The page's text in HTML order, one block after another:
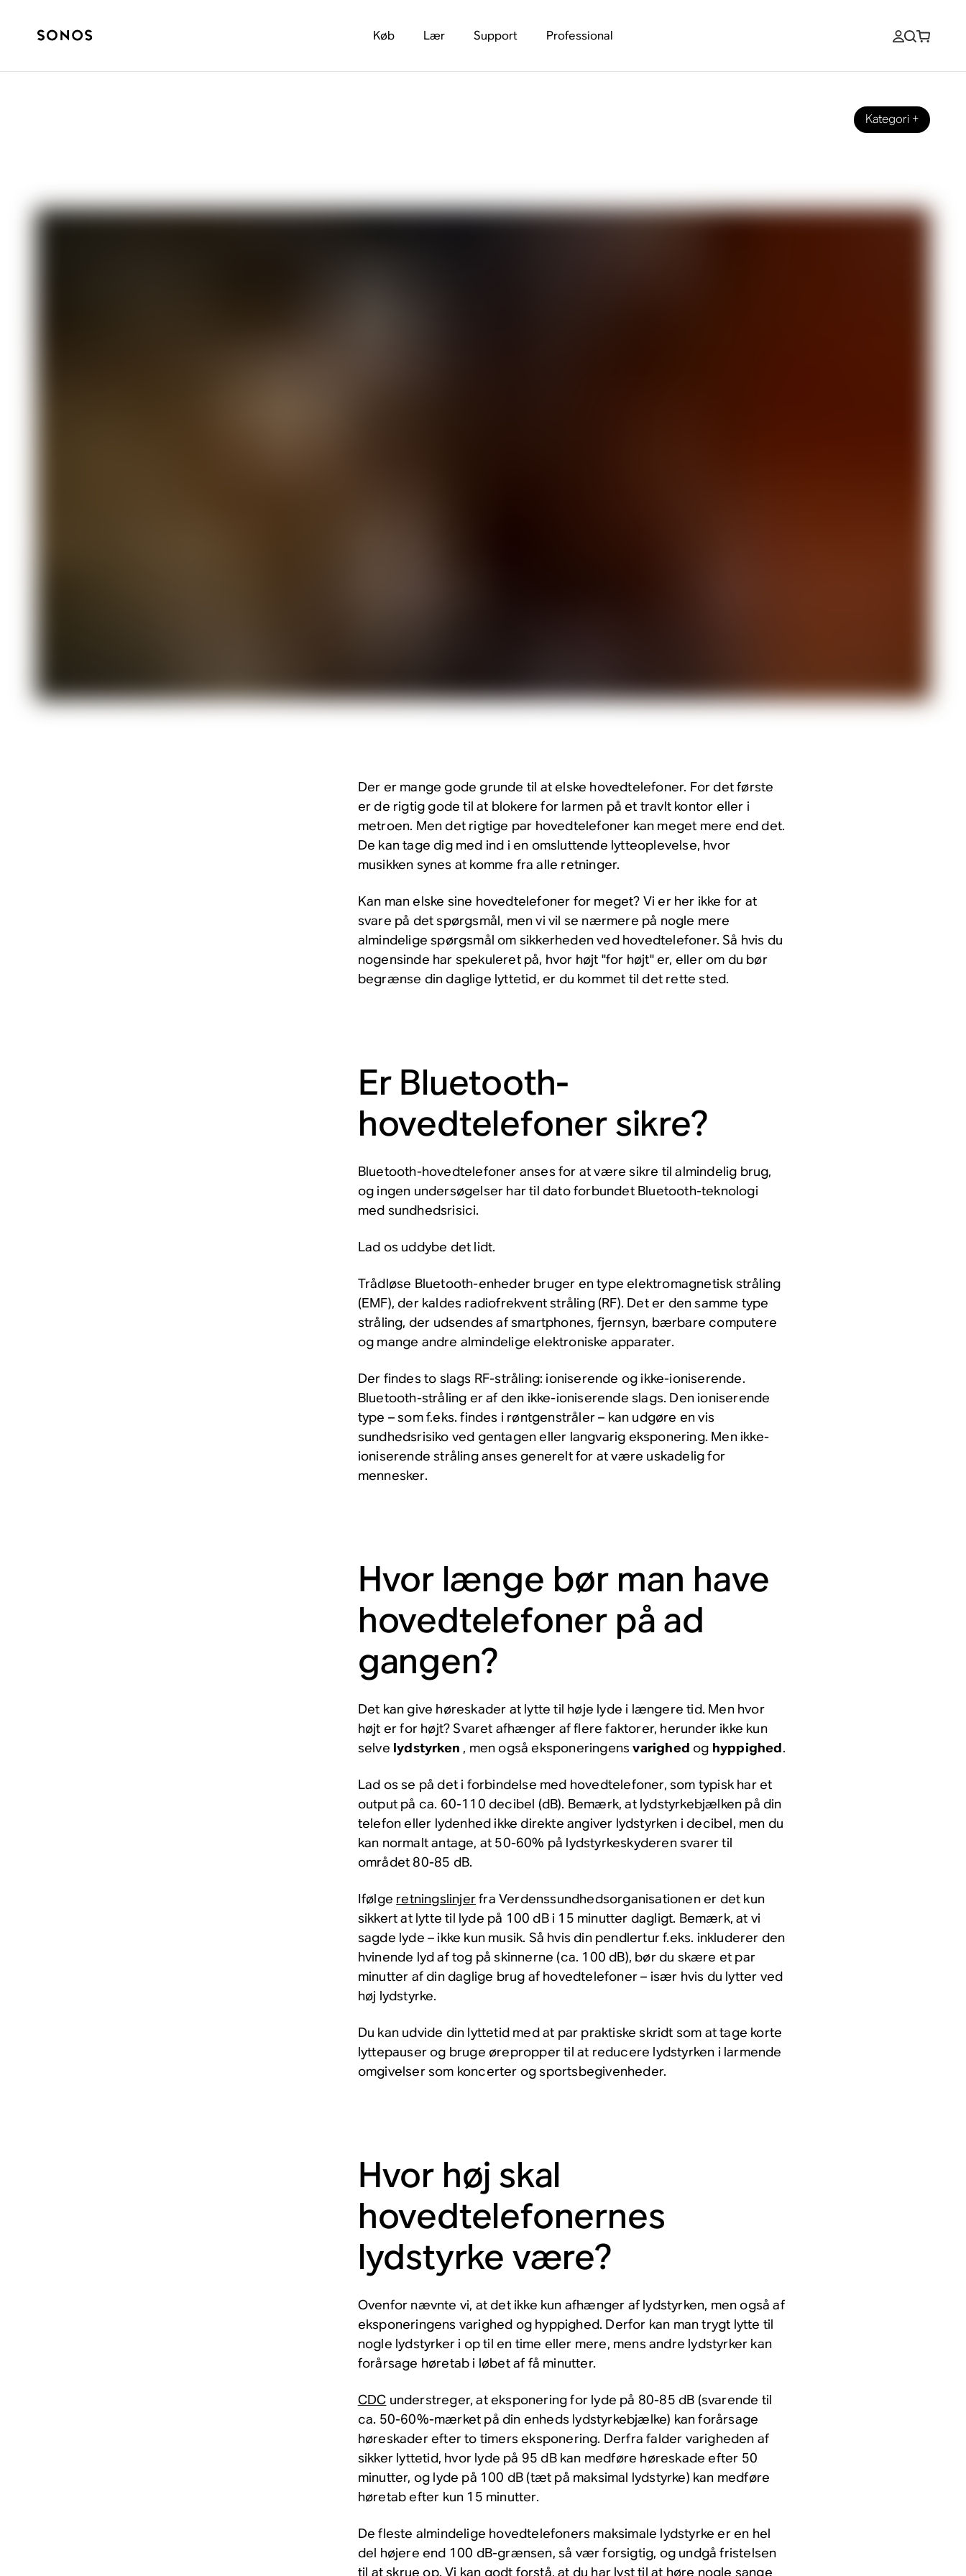
Køb Lær Support Professional
Kategori +
Der er mange gode grunde til at elske hovedtelefoner. For det første
er de rigtig gode til at blokere for larmen på et travlt kontor eller i
metroen. Men det rigtige par hovedtelefoner kan meget mere end det.
De kan tage dig med ind i en omsluttende lytteoplevelse, hvor
musikken synes at komme fra alle retninger.
Kan man elske sine hovedtelefoner for meget? Vi er her ikke for at
svare på det spørgsmål, men vi vil se nærmere på nogle mere
almindelige spørgsmål om sikkerheden ved hovedtelefoner. Så hvis du
nogensinde har spekuleret på, hvor højt "for højt" er, eller om du bør
begrænse din daglige lyttetid, er du kommet til det rette sted.
Er Bluetooth-
hovedtelefoner sikre?
Bluetooth-hovedtelefoner anses for at være sikre til almindelig brug,
og ingen undersøgelser har til dato forbundet Bluetooth-teknologi
med sundhedsrisici.
Lad os uddybe det lidt.
Trådløse Bluetooth-enheder bruger en type elektromagnetisk stråling
(EMF), der kaldes radiofrekvent stråling (RF). Det er den samme type
stråling, der udsendes af smartphones, fjernsyn, bærbare computere
og mange andre almindelige elektroniske apparater.
Der findes to slags RF-stråling: ioniserende og ikke-ioniserende.
Bluetooth-stråling er af den ikke-ioniserende slags. Den ioniserende
type – som f.eks. findes i røntgenstråler – kan udgøre en vis
sundhedsrisiko ved gentagen eller langvarig eksponering. Men ikke-
ioniserende stråling anses generelt for at være uskadelig for
mennesker.
Hvor længe bør man have
hovedtelefoner på ad
gangen?
Det kan give høreskader at lytte til høje lyde i længere tid. Men hvor
højt er for højt? Svaret afhænger af flere faktorer, herunder ikke kun
selve lydstyrken , men også eksponeringensvarighedog hyppighed.
Lad os se på det i forbindelse med hovedtelefoner, som typisk har et
output på ca. 60-110 decibel (dB). Bemærk, at lydstyrkebjælken på din
telefon eller lydenhed ikke direkte angiver lydstyrken i decibel, men du
kan normalt antage, at 50-60% på lydstyrkeskyderen svarer til
området 80-85 dB.
Ifølge retningslinjerfra Verdenssundhedsorganisationen er det kun
sikkert at lytte til lyde på 100 dB i 15 minutter dagligt. Bemærk, at vi
sagde lyde – ikke kun musik. Så hvis din pendlertur f.eks. inkluderer den
hvinende lyd af tog på skinnerne (ca. 100 dB), bør du skære et par
minutter af din daglige brug af hovedtelefoner – især hvis du lytter ved
høj lydstyrke.
Du kan udvide din lyttetid med at par praktiske skridt som at tage korte
lyttepauser og bruge ørepropper til at reducere lydstyrken i larmende
omgivelser som koncerter og sportsbegivenheder.
Hvor høj skal
hovedtelefonernes
lydstyrke være?
Ovenfor nævnte vi, at det ikke kun afhænger af lydstyrken, men også af
eksponeringens varighed og hyppighed. Derfor kan man trygt lytte til
nogle lydstyrker i op til en time eller mere, mens andre lydstyrker kan
forårsage høretab i løbet af få minutter.
CDC understreger, at eksponering for lyde på 80-85 dB (svarende til
ca. 50-60%-mærket på din enheds lydstyrkebjælke) kan forårsage
høreskader efter to timers eksponering. Derfra falder varigheden af
sikker lyttetid, hvor lyde på 95 dB kan medføre høreskade efter 50
minutter, og lyde på 100 dB (tæt på maksimal lydstyrke) kan medføre
høretab efter kun 15 minutter.
De fleste almindelige hovedtelefoners maksimale lydstyrke er en hel
del højere end 100 dB-grænsen, så vær forsigtig, og undgå fristelsen
til at skrue op. Vi kan godt forstå, at du har lyst til at høre nogle sange